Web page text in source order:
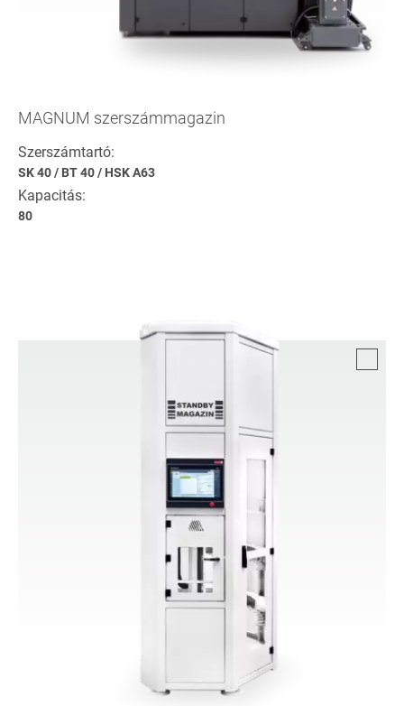
MAGNUM szerszámmagazin
Szerszámtartó:
SK 40/ BT 40/ HSK A63
Kapacitás:
80